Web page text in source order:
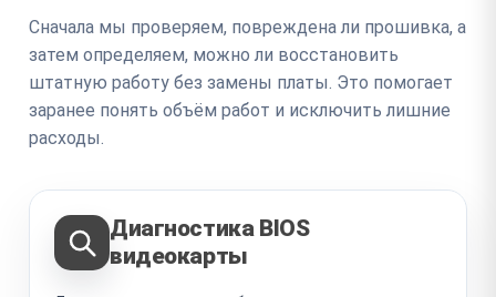
Сначала мы проверяем, повреждена ли прошивка, а
затем определяем, можно ли восстановить
штатную работу без замены платы. Это помогает
заранее понять объём работ и исключить лишние
расходы.
Диагностика BIOS
видеокарты